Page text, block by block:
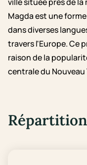
Magda est une
dans diverses
travers l'Europe. Ce
raison de la
centrale du
Répartition